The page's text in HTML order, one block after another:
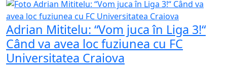
Adrian Mititelu: “Vom juca în Liga 3!“
Când va avea loc fuziunea cu FC
Universitatea Craiova